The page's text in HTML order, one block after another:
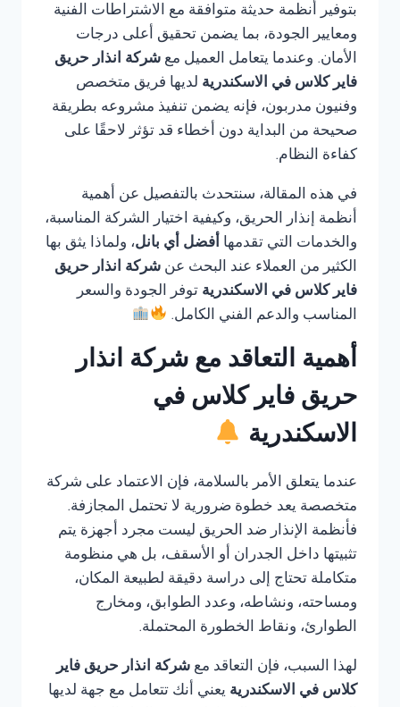
بتوفير أنظمة حديثة متوافقة مع الاشتراطات الفنية
ومعايير الجودة، بما يضمن تحقيق أعلى درجات
الأمان. وعندما يتعامل العميل مع شركة انذار حريق
فاير كلاس في الاسكندرية لديها فريق متخصص
وفنيون مدربون، فإنه يضمن تنفيذ مشروعه بطريقة
صحيحة من البداية دون أخطاء قد تؤثر لاحقًا على
كفاءة النظام.
في هذه المقالة، سنتحدث بالتفصيل عن أهمية
أنظمة إنذار الحريق، وكيفية اختيار الشركة المناسبة،
والخدمات التي تقدمها أفضل أي بانل، ولماذا يثق بها
الكثير من العملاء عند البحث عن شركة انذار حريق
فاير كلاس في الاسكندرية توفر الجودة والسعر
المناسب والدعم الفني الكامل.
أهمية التعاقد مع شركة انذار
حريق فاير كلاس في
الاسكندرية
عندما يتعلق الأمر بالسلامة، فإن الاعتماد على شركة
متخصصة يعد خطوة ضرورية لا تحتمل المجازفة.
فأنظمة الإنذار ضد الحريق ليست مجرد أجهزة يتم
تثبيتها داخل الجدران أو الأسقف، بل هي منظومة
متكاملة تحتاج إلى دراسة دقيقة لطبيعة المكان،
ومساحته، ونشاطه، وعدد الطوابق، ومخارج
الطوارئ، ونقاط الخطورة المحتملة.
لهذا السبب، فإن التعاقد مع شركة انذار حريق فاير
كلاس في الاسكندرية يعني أنك تتعامل مع جهة لديها